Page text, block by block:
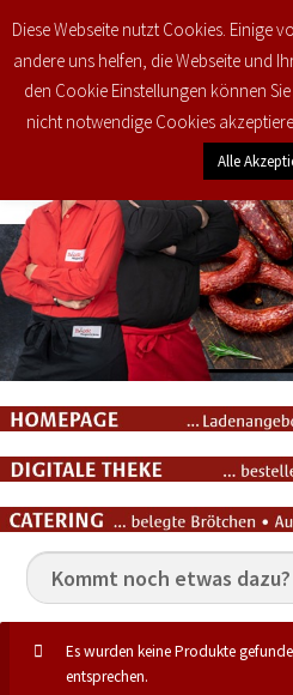
Es wurden keine Produkte
entsprechen.
Diese Webseite nutzt Cookies. Einige
andere uns helfen, die Webseite und
den Cookie Einstellungen können
nicht notwendige Cookies
Alle